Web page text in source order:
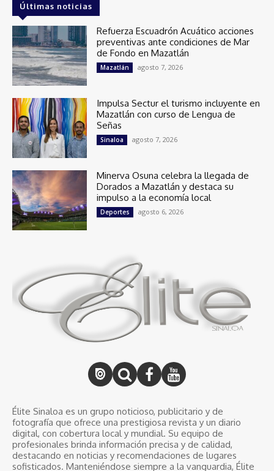
Últimas noticias
Refuerza Escuadrón Acuático acciones
preventivas ante condiciones de Mar
de Fondo en Mazatlán
Mazatlán agosto 7, 2026
Impulsa Sectur el turismo incluyente en
Mazatlán con curso de Lengua de
Señas
Sinaloa agosto 7, 2026
Minerva Osuna celebra la llegada de
Dorados a Mazatlán y destaca su
impulso a la economía local
Deportes agosto 6, 2026
Élite Sinaloa es un grupo noticioso, publicitario y de
fotografía que ofrece una prestigiosa revista y un diario
digital, con cobertura local y mundial. Su equipo de
profesionales brinda información precisa y de calidad,
destacando en noticias y recomendaciones de lugares
sofisticados. Manteniéndose siempre a la vanguardia, Élite